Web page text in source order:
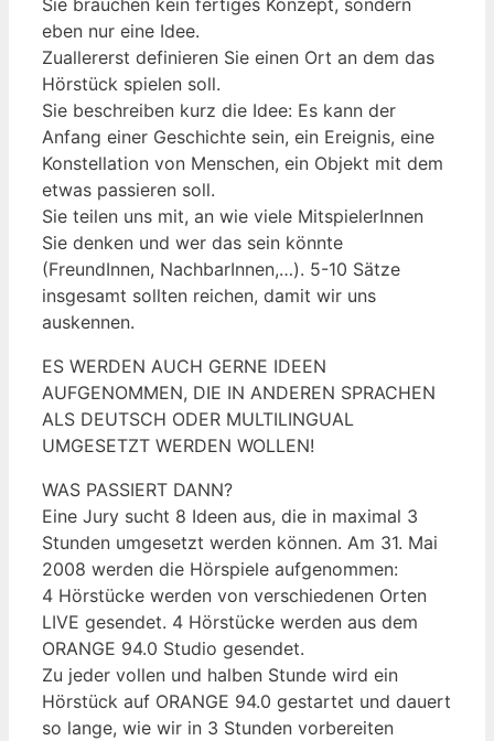
eben nur eine Idee.
Zuallererst definieren Sie einen Ort an dem das
Hörstück spielen soll.
Sie beschreiben kurz die Idee: Es kann der
Anfang einer Geschichte sein, ein Ereignis, eine
Konstellation von Menschen, ein Objekt mit dem
etwas passieren soll.
Sie teilen uns mit, an wie viele MitspielerInnen
Sie denken und wer das sein könnte
(FreundInnen, NachbarInnen,…). 5-10 Sätze
insgesamt sollten reichen, damit wir uns
auskennen.
ES WERDEN AUCH GERNE IDEEN
AUFGENOMMEN, DIE IN ANDEREN SPRACHEN
ALS DEUTSCH ODER MULTILINGUAL
UMGESETZT WERDEN WOLLEN!
WAS PASSIERT DANN?
Eine Jury sucht 8 Ideen aus, die in maximal 3
Stunden umgesetzt werden können. Am 31. Mai
2008 werden die Hörspiele aufgenommen:
4 Hörstücke werden von verschiedenen Orten
LIVE gesendet. 4 Hörstücke werden aus dem
ORANGE 94.0 Studio gesendet.
Zu jeder vollen und halben Stunde wird ein
Hörstück auf ORANGE 94.0 gestartet und dauert
so lange, wie wir in 3 Stunden vorbereiten